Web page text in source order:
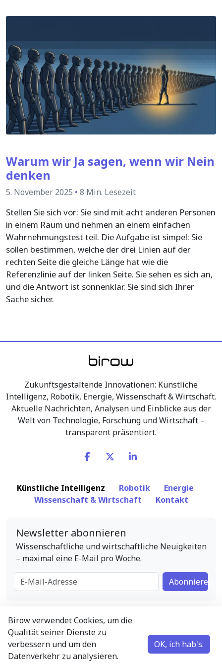
Warum wir Ja sagen, wenn wir Nein
denken
5. November 2025 • 8 Min. Lesezeit
Stellen Sie sich vor: Sie sind mit acht anderen Personen
in einem Raum und nehmen an einem einfachen
Wahrnehmungstest teil. Die Aufgabe ist simpel: Sie
sollen bestimmen, welche der drei Linien auf der
rechten Seite die gleiche Länge hat wie die
Referenzlinie auf der linken Seite. Sie sehen es sich an,
und die Antwort ist sonnenklar. Sie sind sich Ihrer
Sache sicher.
Zukunftsgestaltende Innovationen: Künstliche
Intelligenz, Robotik, Energie, Wissenschaft & Wirtschaft.
Aktuelle Nachrichten, Analysen und Einblicke aus der
Welt von Technologie, Forschung und Wirtschaft –
transparent präsentiert.
Künstliche Intelligenz Robotik
Energie
Wissenschaft & Wirtschaft
Kontakt
Newsletter abonnieren
Wissenschaftliche und wirtschaftliche Neuigkeiten
– maximal eine E-Mail pro Woche.
E-Mail-Adresse
Abonnieren
English • 中文 • Español • Français
Deutsch
Birow verwendet Cookies, um die
Qualität seiner Dienste zu
verbessern und um den
Datenverkehr zu analysieren.
OK, ich hab's.